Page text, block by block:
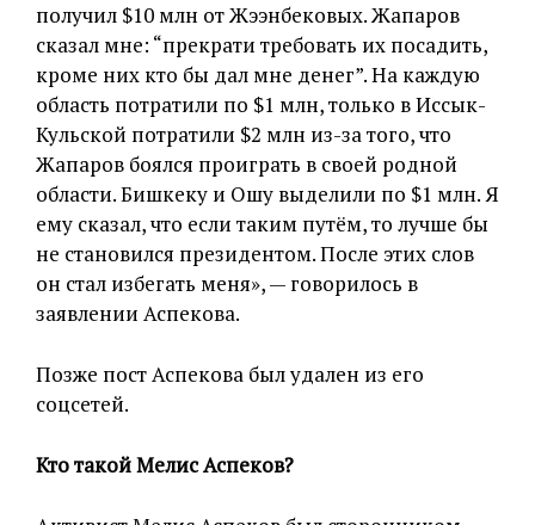
получил $10 млн от Жээнбековых. Жапаров
сказал мне: “прекрати требовать их посадить,
кроме них кто бы дал мне денег”. На каждую
область потратили по $1 млн, только в Иссык-
Кульской потратили $2 млн из-за того, что
Жапаров боялся проиграть в своей родной
области. Бишкеку и Ошу выделили по $1 млн. Я
ему сказал, что если таким путём, то лучше бы
не становился президентом. После этих слов
он стал избегать меня», — говорилось в
заявлении Аспекова.
Позже пост Аспекова был удален из его
соцсетей.
Кто такой Мелис Аспеков?